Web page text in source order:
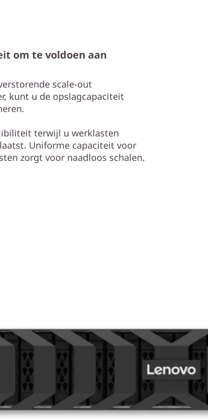
om te voldoen aan
scale-out
kunt u de opslagcapaciteit
terwijl u werklasten
Uniforme capaciteit voor
zorgt voor naadloos schalen.